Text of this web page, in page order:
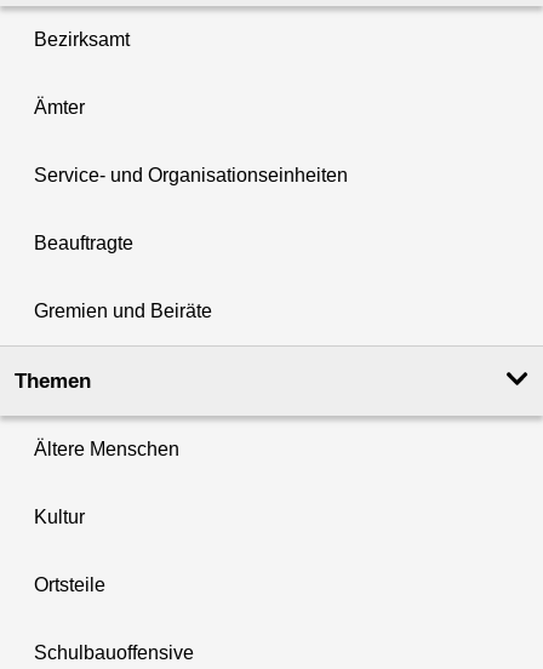
Bezirksamt
Ämter
Service- und Organisationseinheiten
Beauftragte
Gremien und Beiräte
Themen
Ältere Menschen
Kultur
Ortsteile
Schulbauoffensive